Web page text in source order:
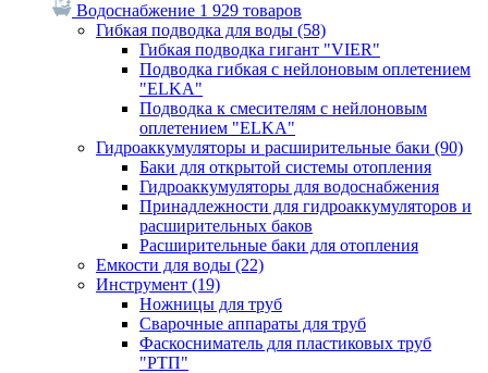
Водоснабжение 1 929 товаров
Гибкая подводка для воды (58)
Гибкая подводка гигант "VIER"
Подводка гибкая с нейлоновым оплетением
"ELKA"
Подводка к смесителям с нейлоновым
оплетением "ELKA"
Гидроаккумуляторы и расширительные баки (90)
Баки для открытой системы отопления
Гидроаккумуляторы для водоснабжения
Принадлежности для гидроаккумуляторов и
расширительных баков
Расширительные баки для отопления
Емкости для воды (22)
Инструмент (19)
Ножницы для труб
Сварочные аппараты для труб
Фаскосниматель для пластиковых труб
"РТП"